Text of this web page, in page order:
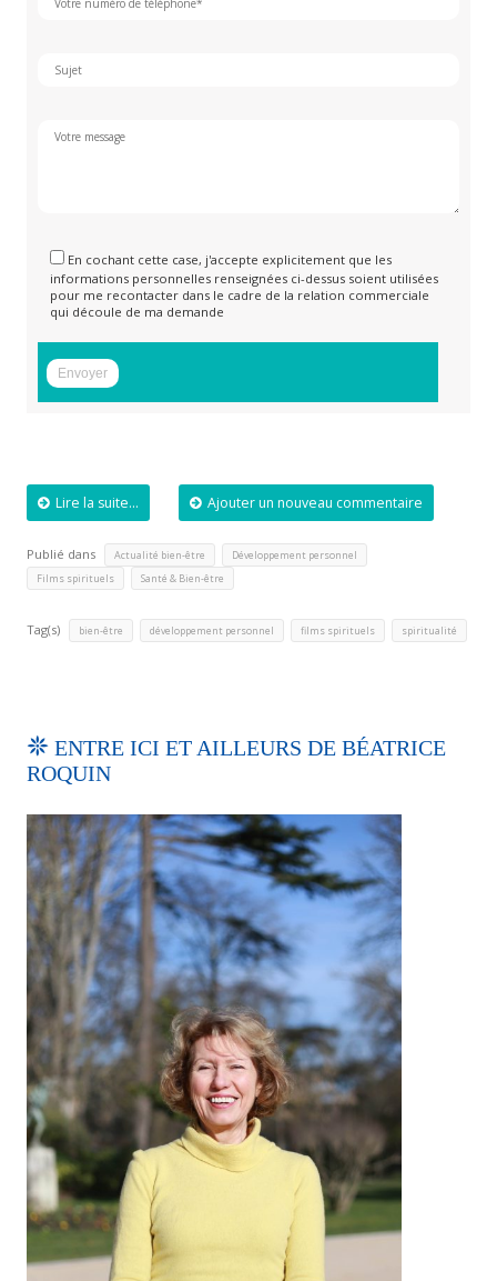
En cochant cette case, j'accepte explicitement que les
informations personnelles renseignées ci-dessus soient utilisées
pour me recontacter dans le cadre de la relation commerciale
qui découle de ma demande
Lire la suite... Ajouter un nouveau commentaire
Publié dans Actualité bien-être Développement personnel
Films spirituels Santé & Bien-être
Tag(s) bien-être développement personnel films spirituels spiritualité
ENTRE ICI ET AILLEURS DE BÉATRICE
ROQUIN